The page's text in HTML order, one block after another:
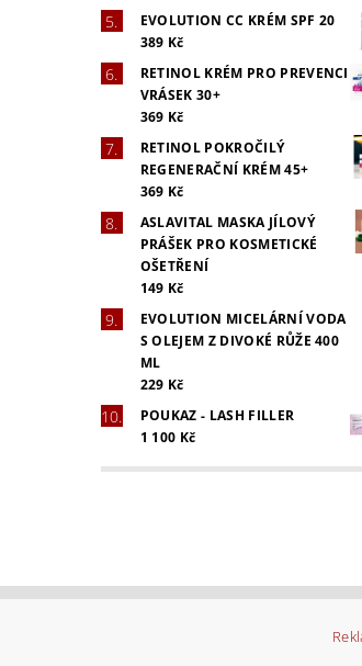
EVOLUTION CC KRÉM SPF 20
389 Kč
RETINOL KRÉM PRO PREVENCI
VRÁSEK 30+
369 Kč
RETINOL POKROČILÝ
REGENERAČNÍ KRÉM 45+
369 Kč
ASLAVITAL MASKA JÍLOVÝ
PRÁŠEK PRO KOSMETICKÉ
OŠETŘENÍ
149 Kč
EVOLUTION MICELÁRNÍ VODA
S OLEJEM Z DIVOKÉ RŮŽE 400
ML
229 Kč
POUKAZ - LASH FILLER
1 100 Kč